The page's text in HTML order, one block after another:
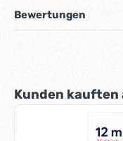
Bewertungen
Produktgalerie
Kunden kauften